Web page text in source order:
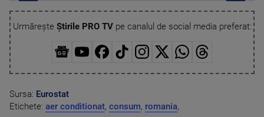
Urmărește Știrile PRO TVpe canalul de social media preferat:
Sursa: Eurostat
Etichete: aer conditionat, consum, romania,